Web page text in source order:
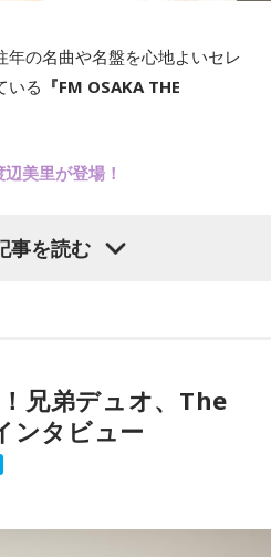
の名曲や名盤を心地よいセレ
いる 『FM OSAKA THE
美里が登場！
ジナルアルバム「Birthday」
事を読む
兄弟デュオ、The
タビュー